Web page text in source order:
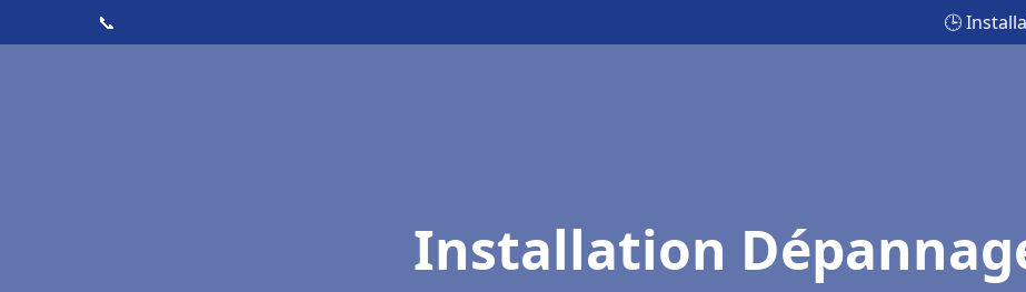
📞 🕒
Installation